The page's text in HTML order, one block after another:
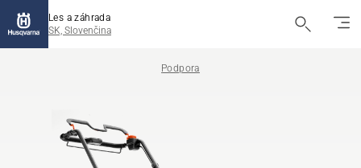
Les a záhrada
SK, Slovenčina
Podpora